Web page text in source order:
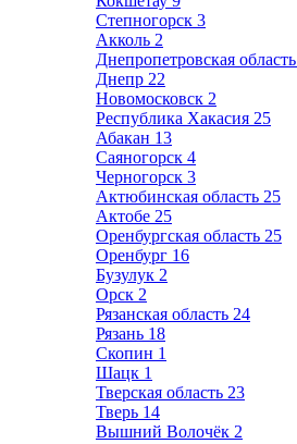
Степногорск 3
Акколь 2
Днепропетровская область
Днепр 22
Новомосковск 2
Республика Хакасия 25
Абакан 13
Саяногорск 4
Черногорск 3
Актюбинская область 25
Актобе 25
Оренбургская область 25
Оренбург 16
Бузулук 2
Орск 2
Рязанская область 24
Рязань 18
Скопин 1
Шацк 1
Тверская область 23
Тверь 14
Вышний Волочёк 2